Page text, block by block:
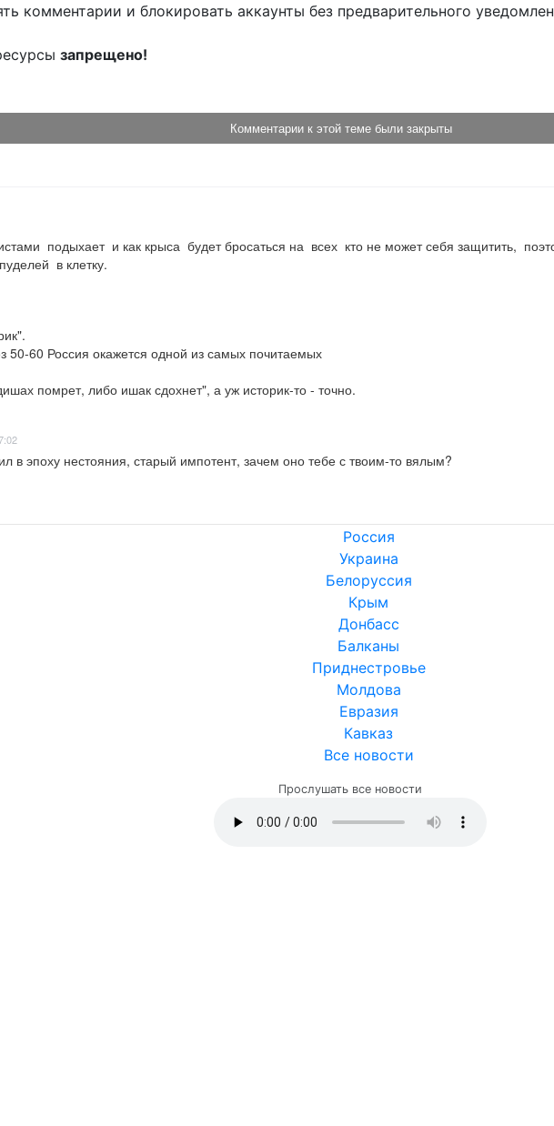
комментарии и блокировать аккаунты без предварительного
запрещено!
Комментарии к этой теме были закрыты
подыхает  и как крыса  будет бросаться на  всех  кто не может себя защитить,
в клетку.
50-60 Россия окажется одной из самых почитаемых
помрет, либо ишак сдохнет", а уж историк-то - точно.
в эпоху нестояния, старый импотент, зачем оно тебе с твоим-то вялым?
Россия
Украина
Белоруссия
Крым
Донбасс
Балканы
Приднестровье
Молдова
Евразия
Кавказ
Все новости
Прослушать все новости